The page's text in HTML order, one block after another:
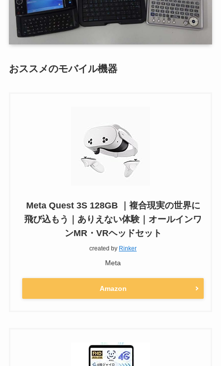
おススメのモバイル機器
Meta Quest 3S 128GB ｜複合現実の世界に
飛び込もう｜ありえない体験｜オールインワ
ンMR・VRヘッドセット
created by Rinker
Meta
Amazon